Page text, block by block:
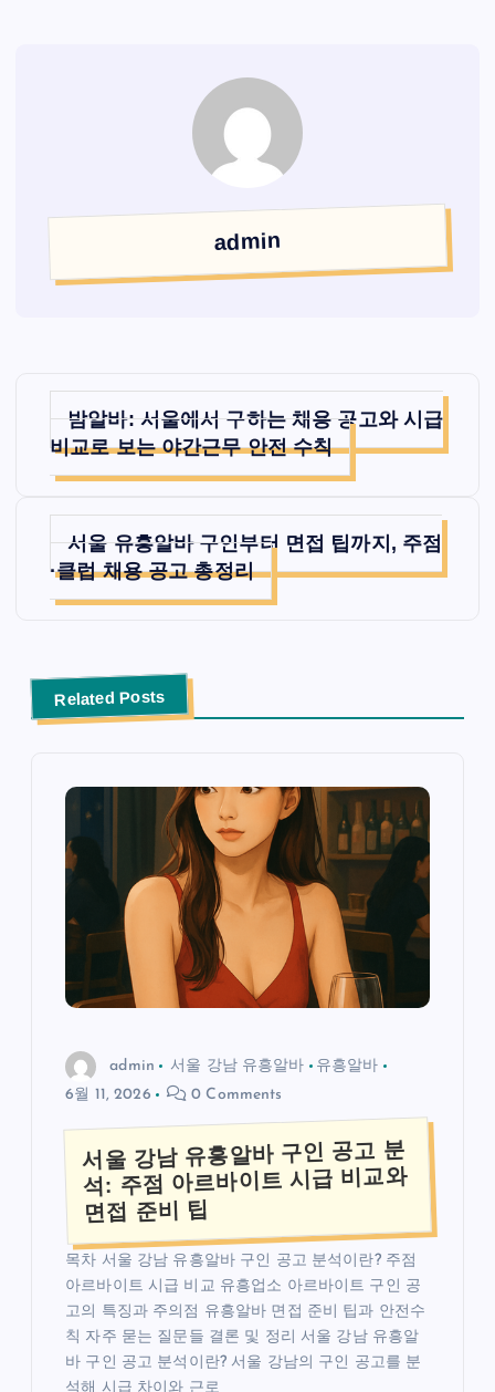
admin
탐
색
밤알바: 서울에서 구하는 채용 공고와 시급
비교로 보는 야간근무 안전 수칙
서울 유흥알바 구인부터 면접 팁까지, 주점
·클럽 채용 공고 총정리
Related Posts
admin 서울 강남 유흥알바
유흥알바
6월 11, 2026
0 Comments
서울 강남 유흥알바 구인 공고 분
석: 주점 아르바이트 시급 비교와
면접 준비 팁
목차 서울 강남 유흥알바 구인 공고 분석이란? 주점
아르바이트 시급 비교 유흥업소 아르바이트 구인 공
고의 특징과 주의점 유흥알바 면접 준비 팁과 안전수
칙 자주 묻는 질문들 결론 및 정리 서울 강남 유흥알
바 구인 공고 분석이란? 서울 강남의 구인 공고를 분
석해 시급 차이와 근로